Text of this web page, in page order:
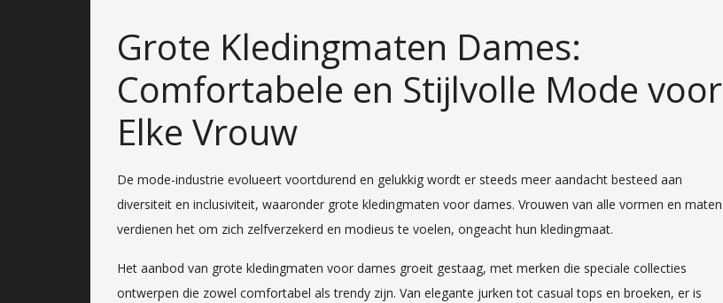
Grote Kledingmaten Dames:
Comfortabele en Stijlvolle Mode voor
Elke Vrouw
De mode-industrie evolueert voortdurend en gelukkig wordt er steeds meer aandacht besteed aan
diversiteit en inclusiviteit, waaronder grote kledingmaten voor dames. Vrouwen van alle vormen en maten
verdienen het om zich zelfverzekerd en modieus te voelen, ongeacht hun kledingmaat.
Het aanbod van grote kledingmaten voor dames groeit gestaag, met merken die speciale collecties
ontwerpen die zowel comfortabel als trendy zijn. Van elegante jurken tot casual tops en broeken, er is